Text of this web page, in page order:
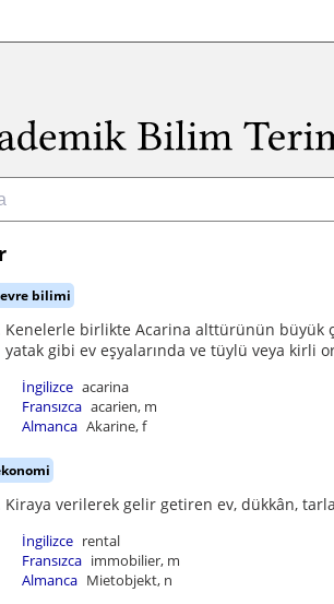
bilimi
Kenelerle birlikte Acarina alttürünün büyük
yatak gibi ev eşyalarında ve tüylü veya kirli
İngilizce acarina
Fransızca acarien, m
Almanca Akarine, f
Kiraya verilerek gelir getiren ev, dükkân,
İngilizce rental
Fransızca immobilier, m
Almanca Mietobjekt, n